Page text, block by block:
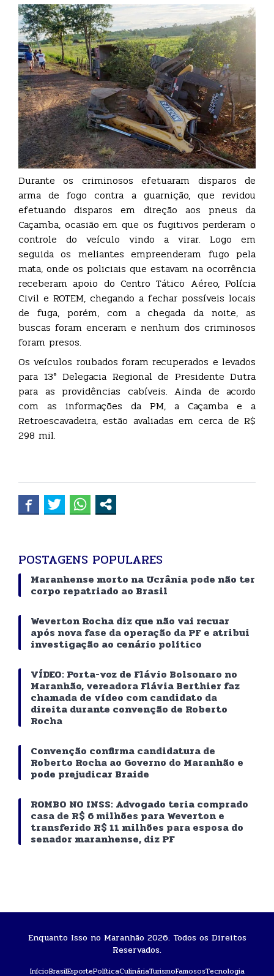
Durante os criminosos efetuaram disparos de
arma de fogo contra a guarnição, que revidou
efetuando disparos em direção aos pneus da
Caçamba, ocasião em que os fugitivos perderam o
controle do veículo vindo a virar. Logo em
seguida os meliantes empreenderam fugo pela
mata, onde os policiais que estavam na ocorrência
receberam apoio do Centro Tático Aéreo, Polícia
Civil e ROTEM, chegando a fechar possíveis locais
de fuga, porém, com a chegada da noite, as
buscas foram enceram e nenhum dos criminosos
foram presos.
Os veículos roubados foram recuperados e levados
para 13° Delegacia Regional de Presidente Dutra
para as providências cabíveis. Ainda de acordo
com as informações da PM, a Caçamba e a
Retroescavadeira, estão avaliadas em cerca de R$
298 mil.
POSTAGENS POPULARES
Maranhense morto na Ucrânia pode não ter
corpo repatriado ao Brasil
Weverton Rocha diz que não vai recuar
após nova fase da operação da PF e atribui
investigação ao cenário político
VÍDEO: Porta-voz de Flávio Bolsonaro no
Maranhão, vereadora Flávia Berthier faz
chamada de vídeo com candidato da
direita durante convenção de Roberto
Rocha
Convenção confirma candidatura de
Roberto Rocha ao Governo do Maranhão e
pode prejudicar Braide
ROMBO NO INSS: Advogado teria comprado
casa de R$ 6 milhões para Weverton e
transferido R$ 11 milhões para esposa do
senador maranhense, diz PF
Enquanto Isso no Maranhão 2026. Todos os Direitos
Reservados.
InícioBrasilEsportePolíticaCulináriaTurismoFamososTecnologia